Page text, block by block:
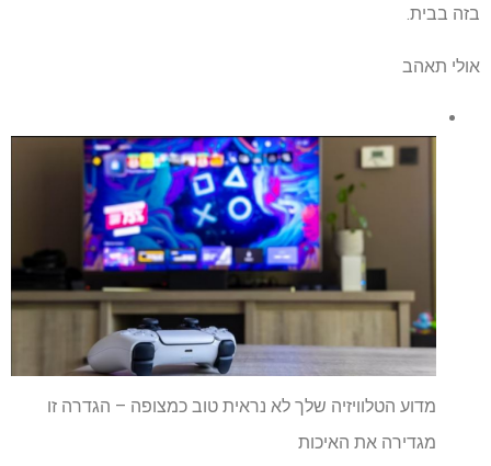
בזה בבית.
אולי תאהב
מדוע הטלוויזיה שלך לא נראית טוב כמצופה – הגדרה זו
מגדירה את האיכות